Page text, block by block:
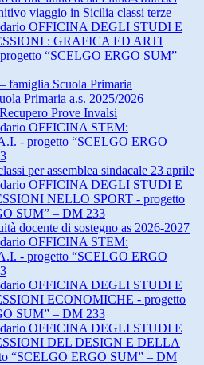
viaggio in Sicilia classi terze
OFFICINA DEGLI STUDI E
: GRAFICA ED ARTI
“SCELGO ERGO SUM” –
famiglia Scuola Primaria
Primaria a.s. 2025/2026
Prove Invalsi
OFFICINA STEM:
- progetto “SCELGO ERGO
per assemblea sindacale 23 aprile
OFFICINA DEGLI STUDI E
NELLO SPORT - progetto
SUM” – DM 233
docente di sostegno as 2026-2027
OFFICINA STEM:
- progetto “SCELGO ERGO
OFFICINA DEGLI STUDI E
ECONOMICHE - progetto
SUM” – DM 233
OFFICINA DEGLI STUDI E
DEL DESIGN E DELLA
“SCELGO ERGO SUM” – DM